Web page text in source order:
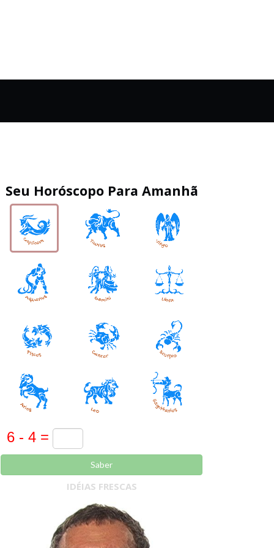
Seu Horóscopo Para Amanhã
Saber
IDÉIAS FRESCAS